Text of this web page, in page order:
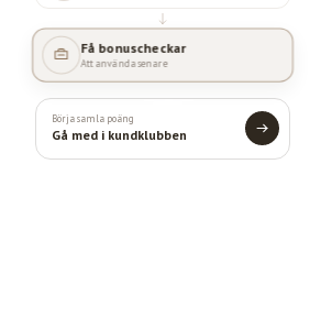
Få bonuscheckar
Att använda senare
Börja samla poäng
Gå med i kundklubben